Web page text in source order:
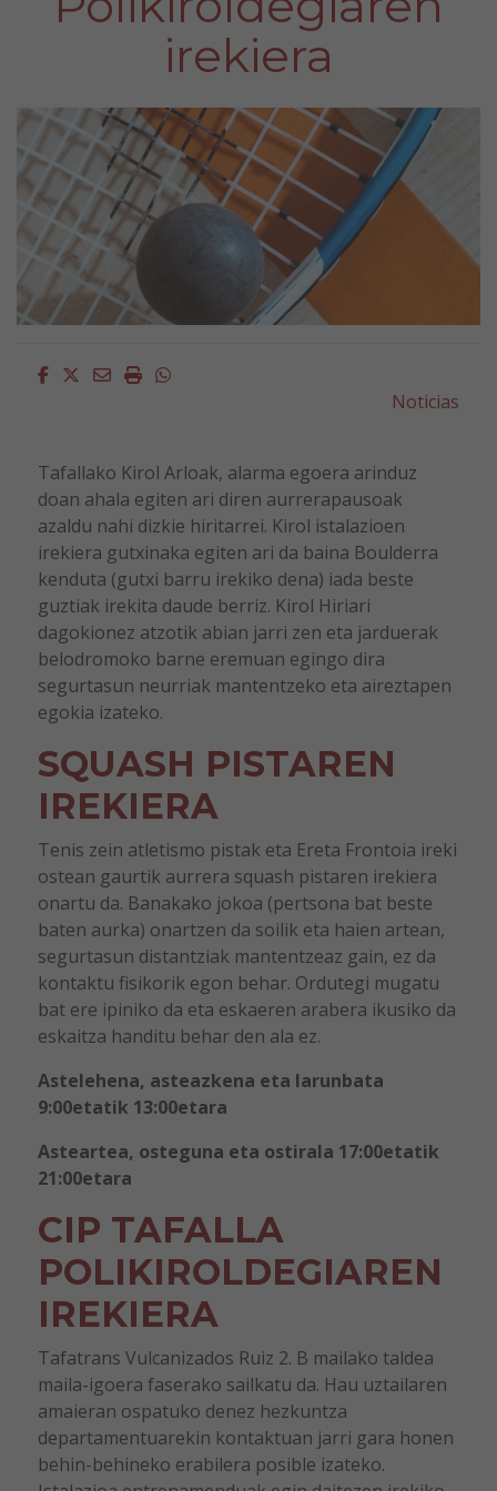
irekiera
Facebook
Twitter
EmailImprimirWhatsapp
Noticias
Tafallako Kirol Arloak, alarma egoera arinduz
doan ahala egiten ari diren aurrerapausoak
azaldu nahi dizkie hiritarrei. Kirol istalazioen
irekiera gutxinaka egiten ari da baina Boulderra
kenduta (gutxi barru irekiko dena) iada beste
guztiak irekita daude berriz. Kirol Hiriari
dagokionez atzotik abian jarri zen eta jarduerak
belodromoko barne eremuan egingo dira
segurtasun neurriak mantentzeko eta aireztapen
egokia izateko.
SQUASH PISTAREN
IREKIERA
Tenis zein atletismo pistak eta Ereta Frontoia ireki
ostean gaurtik aurrera squash pistaren irekiera
onartu da. Banakako jokoa (pertsona bat beste
baten aurka) onartzen da soilik eta haien artean,
segurtasun distantziak mantentzeaz gain, ez da
kontaktu fisikorik egon behar. Ordutegi mugatu
bat ere ipiniko da eta eskaeren arabera ikusiko da
eskaitza handitu behar den ala ez.
Astelehena, asteazkena eta larunbata
9:00etatik 13:00etara
Asteartea, osteguna eta ostirala 17:00etatik
21:00etara
CIP TAFALLA
POLIKIROLDEGIAREN
IREKIERA
Tafatrans Vulcanizados Ruiz 2. B mailako taldea
maila-igoera faserako sailkatu da. Hau uztailaren
amaieran ospatuko denez hezkuntza
departamentuarekin kontaktuan jarri gara honen
behin-behineko erabilera posible izateko.